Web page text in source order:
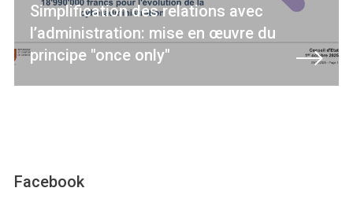
Simplification des relations avec
l’administration: mise en œuvre du
principe "once only"
Facebook